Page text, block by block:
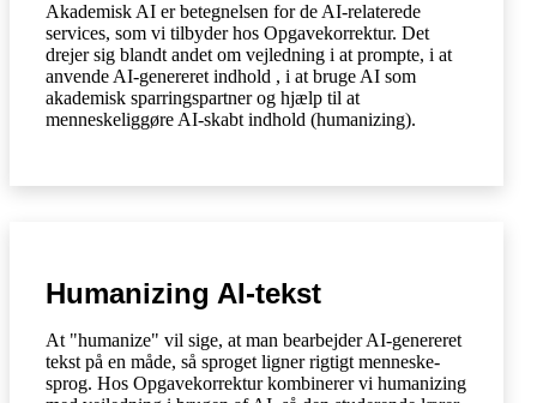
Akademisk AI er betegnelsen for de AI-relaterede
services, som vi tilbyder hos Opgavekorrektur. Det
drejer sig blandt andet om vejledning i at prompte, i at
anvende AI-genereret indhold , i at bruge AI som
akademisk sparringspartner og hjælp til at
menneskeliggøre AI-skabt indhold (humanizing).
Humanizing AI-tekst
At "humanize" vil sige, at man bearbejder AI-genereret
tekst på en måde, så sproget ligner rigtigt menneske-
sprog. Hos Opgavekorrektur kombinerer vi humanizing